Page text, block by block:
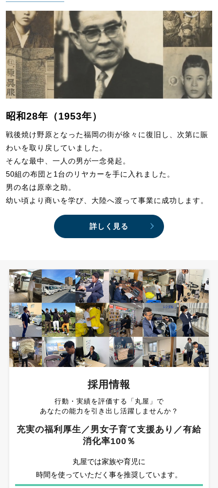
昭和28年（1953年）
戦後焼け野原となった福岡の街が徐々に復旧し、次第に賑
わいを取り戻していました。
そんな最中、一人の男が一念発起。
50組の布団と1台のリヤカーを手に入れました。
男の名は原幸之助。
幼い頃より商いを学び、大陸へ渡って事業に成功します。
詳しく見る
採用情報
行動・実績を評価する「丸屋」で
あなたの能力を引き出し活躍しませんか？
充実の福利厚生／男女子育て支援あり／有給
消化率100％
丸屋では家族や育児に
時間を使っていただく事を推奨しています。